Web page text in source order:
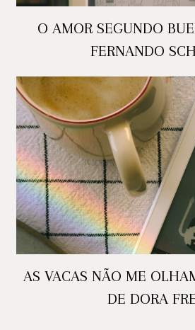
O AMOR SEGUNDO
FERNANDO
AS VACAS NÃO ME
DE DORA